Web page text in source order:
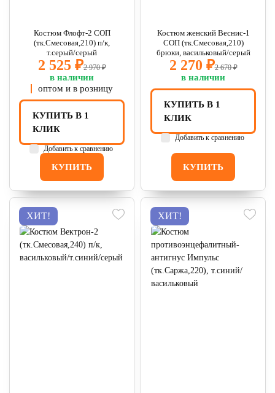
Костюм Флофт-2 СОП
(тк.Смесовая,210) п/к,
т.серый/серый
2 525 ₽2 970 ₽
в наличии
оптом и в розницу
КУПИТЬ
КУПИТЬ В 1
КЛИК
Добавить к сравнению
Костюм женский Веснис-1
СОП (тк.Смесовая,210)
брюки, васильковый/серый
2 270 ₽2 670 ₽
в наличии
КУПИТЬ
КУПИТЬ В 1
КЛИК
Добавить к сравнению
ХИТ! ХИТ!